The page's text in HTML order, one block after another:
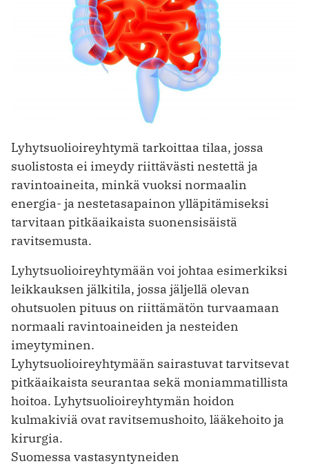
Lyhytsuolioireyhtymä tarkoittaa tilaa, jossa
suolistosta ei imeydy riittävästi nestettä ja
ravintoaineita, minkä vuoksi normaalin
energia- ja nestetasapainon ylläpitämiseksi
tarvitaan pitkäaikaista suonensisäistä
ravitsemusta.
Lyhytsuolioireyhtymään voi johtaa esimerkiksi
leikkauksen jälkitila, jossa jäljellä olevan
ohutsuolen pituus on riittämätön turvaamaan
normaali ravintoaineiden ja nesteiden
imeytyminen.
Lyhytsuolioireyhtymään sairastuvat tarvitsevat
pitkäaikaista seurantaa sekä moniammatillista
hoitoa. Lyhytsuolioireyhtymän hoidon
kulmakiviä ovat ravitsemushoito, lääkehoito ja
kirurgia.
Suomessa vastasyntyneiden